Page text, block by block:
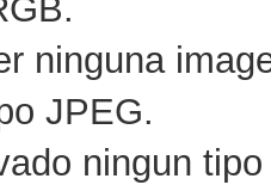
ninguna
JPEG.
ningun